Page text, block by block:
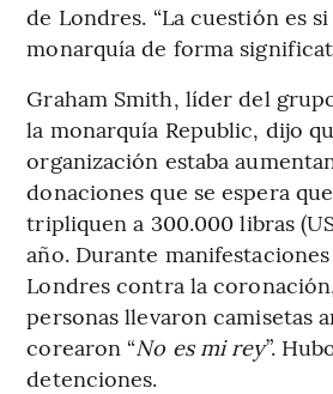
de Londres. “La cuestión es
monarquía de forma
Graham Smith, líder del
la monarquía Republic, dijo
organización estaba
donaciones que se espera
tripliquen a 300.000 libras
año. Durante
Londres contra la
personas llevaron camisetas
corearon “No es mi rey”.
detenciones.